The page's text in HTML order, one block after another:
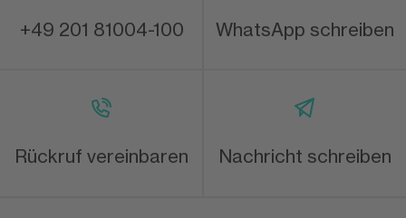
+49 201 81004-100 WhatsApp schreiben
Rückruf vereinbaren Nachricht schreiben